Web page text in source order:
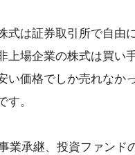
式は証券取引所で自由
上場企業の株式は買い
い価格でしか売れなか
す。
業承継、投資ファン